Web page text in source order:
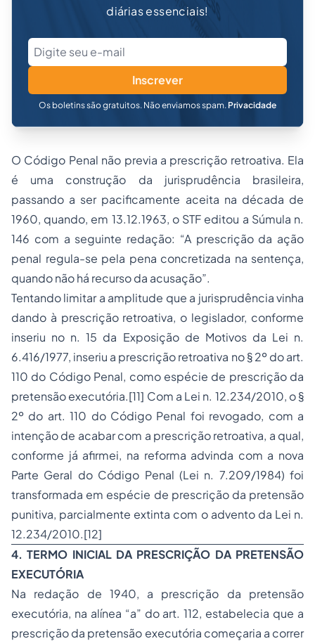
diárias essenciais!
Inscrever
Os boletins são gratuitos. Não enviamos spam. Privacidade
O Código Penal não previa a prescrição retroativa. Ela
é uma construção da jurisprudência brasileira,
passando a ser pacificamente aceita na década de
1960, quando, em 13.12.1963, o STF editou a Súmula n.
146 com a seguinte redação: “A prescrição da ação
penal regula-se pela pena concretizada na sentença,
quando não há recurso da acusação”.
Tentando limitar a amplitude que a jurisprudência vinha
dando à prescrição retroativa, o legislador, conforme
inseriu no n. 15 da Exposição de Motivos da Lei n.
6.416/1977, inseriu a prescrição retroativa no § 2º do art.
110 do Código Penal, como espécie de prescrição da
pretensão executória.[11] Com a Lei n. 12.234/2010, o §
2º do art. 110 do Código Penal foi revogado, com a
intenção de acabar com a prescrição retroativa, a qual,
conforme já afirmei, na reforma advinda com a nova
Parte Geral do Código Penal (Lei n. 7.209/1984) foi
transformada em espécie de prescrição da pretensão
punitiva, parcialmente extinta com o advento da Lei n.
12.234/2010.[12]
4. TERMO INICIAL DA PRESCRIÇÃO DA PRETENSÃO
EXECUTÓRIA
Na redação de 1940, a prescrição da pretensão
executória, na alínea “a” do art. 112, estabelecia que a
prescrição da pretensão executória começaria a correr